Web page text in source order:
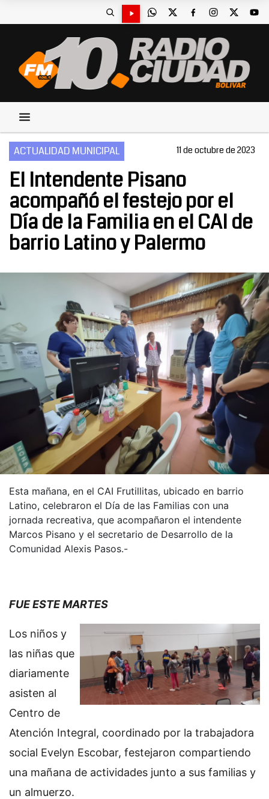
ACTUALIDAD MUNICIPAL 11 de octubre de 2023
El Intendente Pisano
acompañó el festejo por el
Día de la Familia en el CAI de
barrio Latino y Palermo
Esta mañana, en el CAI Frutillitas, ubicado en barrio
Latino, celebraron el Día de las Familias con una
jornada recreativa, que acompañaron el intendente
Marcos Pisano y el secretario de Desarrollo de la
Comunidad Alexis Pasos.-
FUE ESTE MARTES
Los niños y
las niñas que
diariamente
asisten al
Centro de
Atención Integral, coordinado por la trabajadora
social Evelyn Escobar, festejaron compartiendo
una mañana de actividades junto a sus familias y
un almuerzo.